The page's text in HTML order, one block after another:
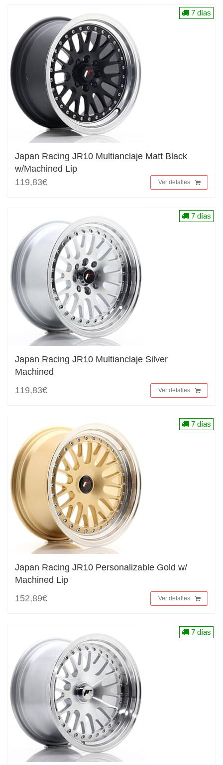
Japan Racing JR10 Multianclaje Matt Black
w/Machined Lip
119,83€
Ver detalles
7 días
Japan Racing JR10 Multianclaje Silver
Machined
119,83€
Ver detalles
7 días
Japan Racing JR10 Personalizable Gold w/
Machined Lip
152,89€
Ver detalles
7 días
7 días